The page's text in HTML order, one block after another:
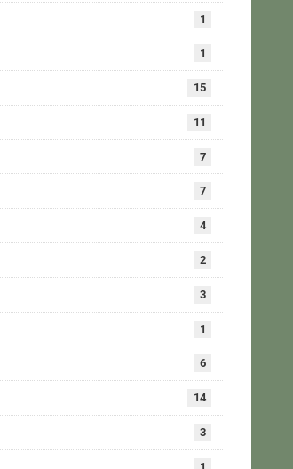
1
1
15
11
7
7
4
2
3
1
6
14
3